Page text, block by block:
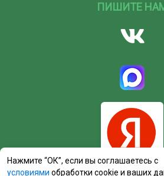
ПИШИТЕ
Нажмите “ОК”, если вы соглашаетесь с
условиями обработки cookie и ваших